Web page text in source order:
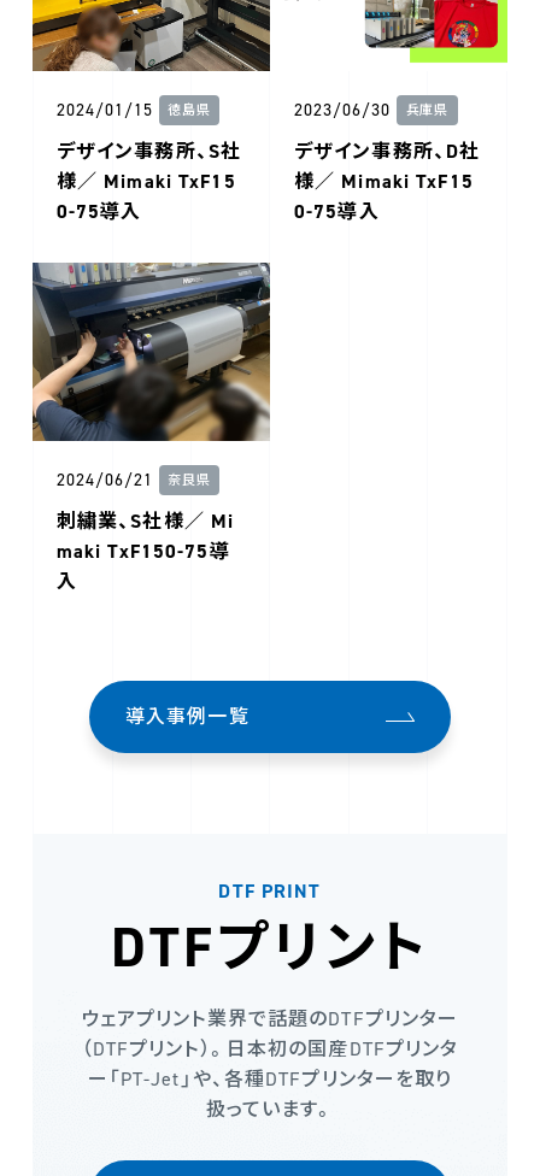
2024/01/15 徳島県
デザイン事務所、S社
様／ Mimaki TxF15
0-75導入
2023/06/30 兵庫県
デザイン事務所、D社
様／ Mimaki TxF15
0-75導入
2024/06/21 奈良県
刺繍業、S社様／ Mi
maki TxF150-75導
入
導入事例一覧
DTF PRINT
DTFプリント
ウェアプリント業界で話題のDTFプリンター
（DTFプリント）。日本初の国産DTFプリンタ
ー「PT-Jet」や、各種DTFプリンターを取り
扱っています。